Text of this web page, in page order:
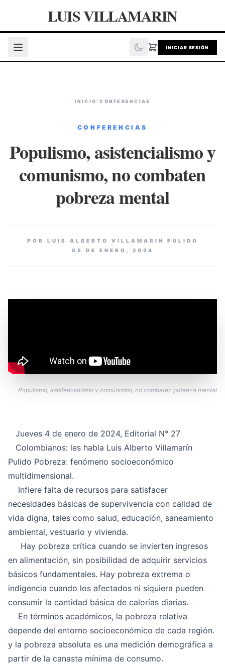
LUIS VILLAMARIN
INICIAR SESIÓN
INICIO /CONFERENCIAS
CONFERENCIAS
Populismo, asistencialismo y
comunismo, no combaten
pobreza mental
POR LUIS ALBERTO VILLAMARIN PULIDO
05 DE ENERO, 2024
Populismo, asistencialismo y comunismo, no combaten pobreza mental
Jueves 4 de enero de 2024, Editorial N° 27
Colombianos: les habla Luis Alberto Villamarín
Pulido Pobreza: fenómeno socioeconómico
multidimensional.
Infiere falta de recursos para satisfacer
necesidades básicas de supervivencia con calidad de
vida digna, tales como salud, educación, saneamiento
ambiental, vestuario y vivienda.
Hay pobreza crítica cuando se invierten ingresos
en alimentación, sin posibilidad de adquirir servicios
básicos fundamentales. Hay pobreza extrema o
indigencia cuando los afectados ni siquiera pueden
consumir la cantidad básica de calorías diarias.
En términos académicos, la pobreza relativa
depende del entorno socioeconómico de cada región.
y la pobreza absoluta es una medición demográfica a
partir de la canasta mínima de consumo.